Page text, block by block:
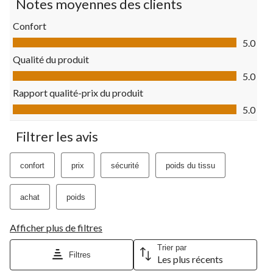
1
Cette
action
le
de
soumission.
2
action
le
de
soumission.
3
action
soumission.
4
action
action
formulaire
Notes moyennes des clients
Confort
Confort, 5.0 sur 5
5.0
Qualité du produit
Qualité du produit, 5.0 sur 5
5.0
Rapport qualité-prix du produit
Rapport qualité-prix du produit, 5.0 sur 5
5.0
Filtrer les avis
confort prix sécurité poids du tissu
achat poids
Afficher plus de filtres
Filtres
Trier par
Les plus récents